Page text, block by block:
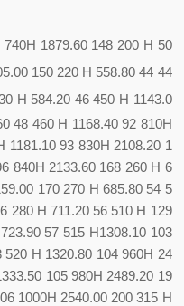
740H 1879.60 148 200 H 50
150 220 H 558.80 44 44
H 584.20 46 450 H 1143.0
48 460 H 1168.40 92 810H
1181.10 93 830H 2108.20 1
840H 2133.60 168 260 H 6
170 270 H 685.80 54 5
280 H 711.20 56 510 H 129
57 515 H1308.10 103
520 H 1320.80 104 960H 24
105 980H 2489.20 19
1000H 2540.00 200315 H